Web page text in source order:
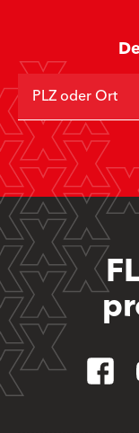
PLZ oder Ort